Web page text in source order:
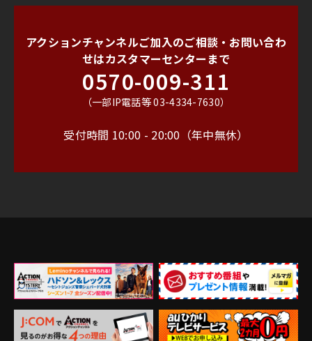
アクションチャンネルご加入のご相談・お問い合わ
せはカスタマーセンターまで
0570-009-311
（一部IP電話等 03-4334-7630）
受付時間 10:00 - 20:00（年中無休）